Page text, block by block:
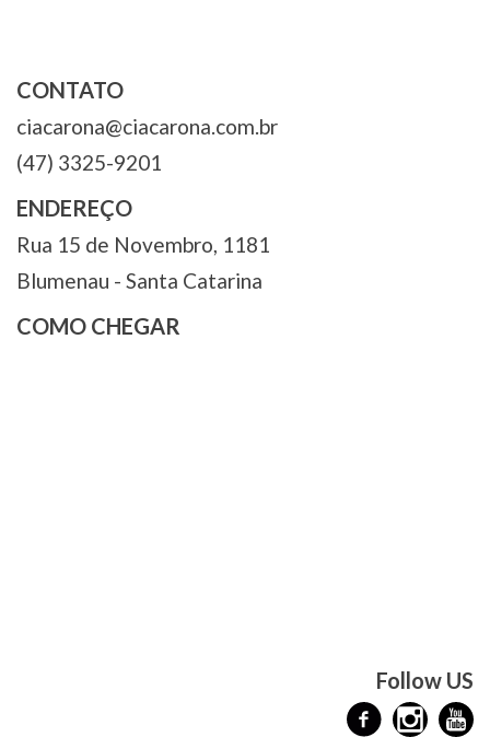
CONTATO
ciacarona@ciacarona.com.br
(47) 3325-9201
ENDEREÇO
Rua 15 de Novembro, 1181
Blumenau - Santa Catarina
COMO CHEGAR
Follow US